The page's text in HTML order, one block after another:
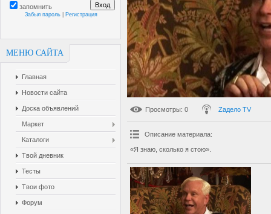
запомнить
Забыл пароль Регистрация
МЕНЮ САЙТА
Главная
Новости сайта
Доска объявлений
Маркет
Каталоги
Твой дневник
Тесты
Твои фото
Форум
Просмотры: 0 Zадело TV
Описание материала:
«Я знаю, сколько я стою».